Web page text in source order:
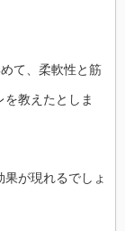
て、柔軟性と筋
教えたとしま
が現れるでしょ